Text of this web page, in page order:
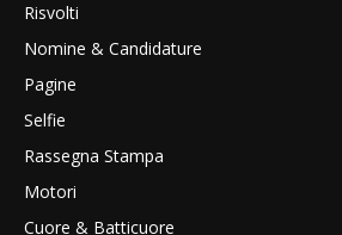
Risvolti
Nomine & Candidature
Pagine
Selfie
Rassegna Stampa
Motori
Cuore & Batticuore